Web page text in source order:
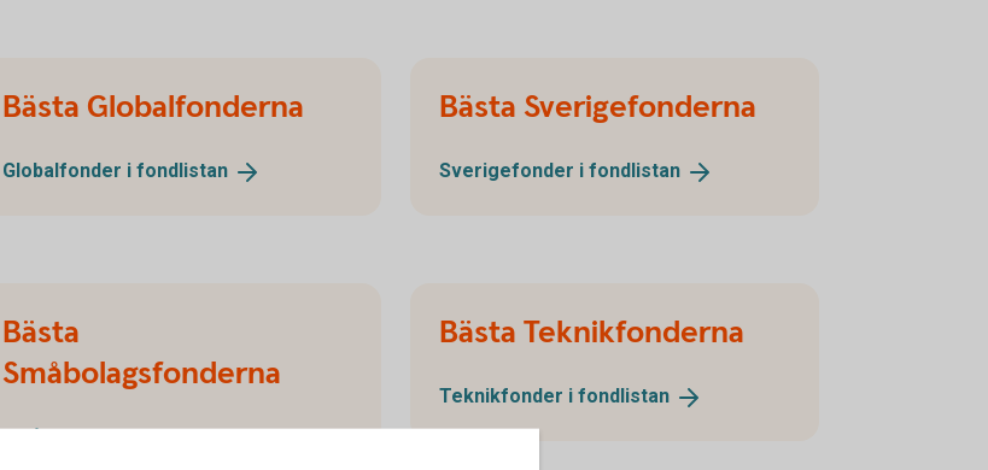
Bästa Globalfonderna
Globalfonder i fondlistan
Bästa Sverigefonderna
Sverigefonder ifondlistan
Bästa
Småbolagsfonderna
Småbolagsfonder ifondlistan
Bästa Teknikfonderna
Teknikfonder ifondlistan